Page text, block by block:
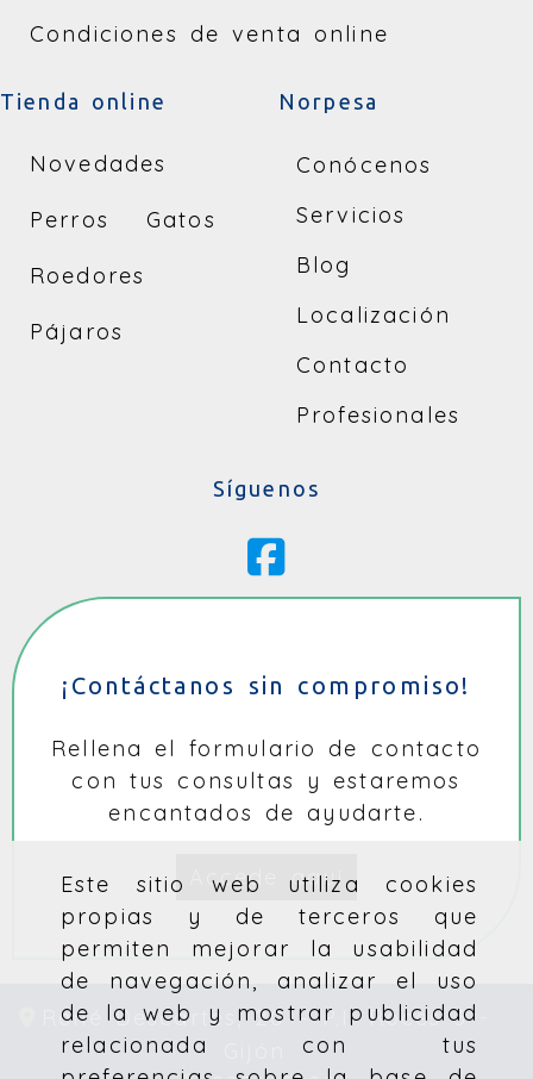
Este sitio web utiliza cookies
propias y de terceros que
permiten mejorar la usabilidad
de navegación, analizar el uso
de la web y mostrar publicidad
relacionada con tus
Condiciones de venta online
Tienda online
Novedades
Perros Gatos
Roedores
Pájaros
Norpesa
Conócenos
Servicios
Blog
Localización
Contacto
Profesionales
Síguenos
¡Contáctanos sin compromiso!
Rellena el formulario de contacto
con tus consultas y estaremos
encantados de ayudarte.
Accede aquí
René Descartes, 20 – P.I. Roces 3 -